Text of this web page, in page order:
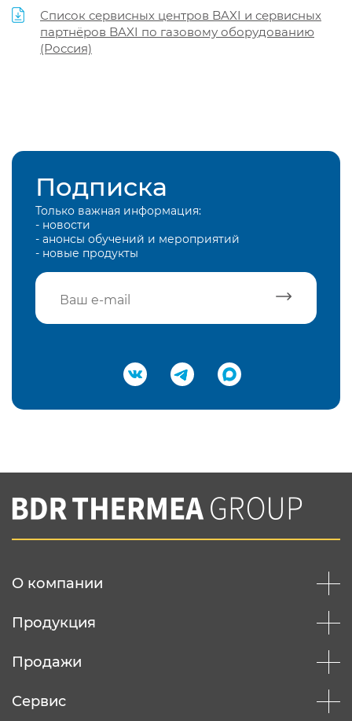
Список сервисных центров BAXI и сервисных
партнёров BAXI по газовому оборудованию
(Россия)
Подписка
Только важная информация:
- новости
- анонсы обучений и мероприятий
- новые продукты
Подтвердить e-mail
Вы соглашаетесь с нашей политикой
конфеденциальности
О компании
Продукция
Продажи
Сервис